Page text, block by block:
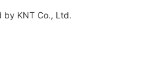
by KNT Co., Ltd.